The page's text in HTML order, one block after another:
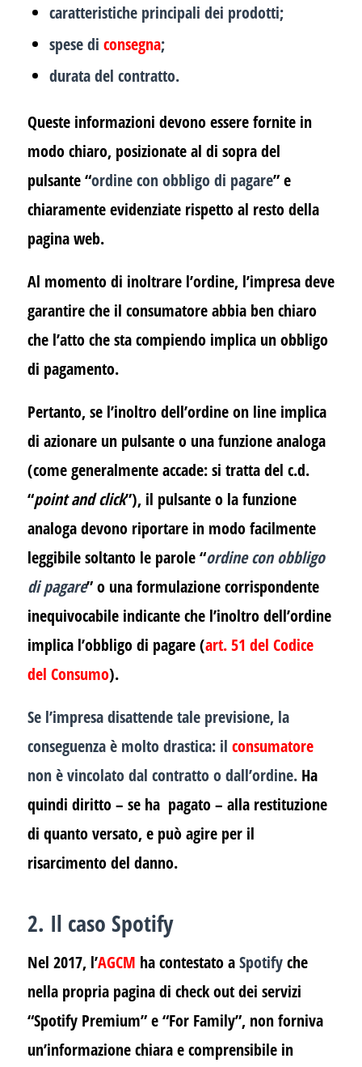
caratteristiche principali dei prodotti;
spese di consegna;
durata del contratto.
Queste informazioni devono essere fornite in
modo chiaro, posizionate al di sopra del
pulsante “ordine con obbligo di pagare” e
chiaramente evidenziate rispetto al resto della
pagina web.
Al momento di inoltrare l’ordine, l’impresa deve
garantire che il consumatore abbia ben chiaro
che l’atto che sta compiendo implica un obbligo
di pagamento.
Pertanto, se l’inoltro dell’ordine on line implica
di azionare un pulsante o una funzione analoga
(come generalmente accade: si tratta del c.d.
“point and click”), il pulsante o la funzione
analoga devono riportare in modo facilmente
leggibile soltanto le parole “ordine con obbligo
di pagare” o una formulazione corrispondente
inequivocabile indicante che l’inoltro dell’ordine
implica l’obbligo di pagare (art. 51 del Codice
del Consumo).
Se l’impresa disattende tale previsione, la
conseguenza è molto drastica: il consumatore
non è vincolato dal contratto o dall’ordine.Ha
quindi diritto – se ha pagato – alla restituzione
di quanto versato, e può agire per il
risarcimento del danno.
2. Il caso Spotify
Nel 2017, l’AGCM ha contestato aSpotifyche
nella propria pagina di check out dei servizi
“Spotify Premium” e “For Family”, non forniva
un’informazione chiara e comprensibile in